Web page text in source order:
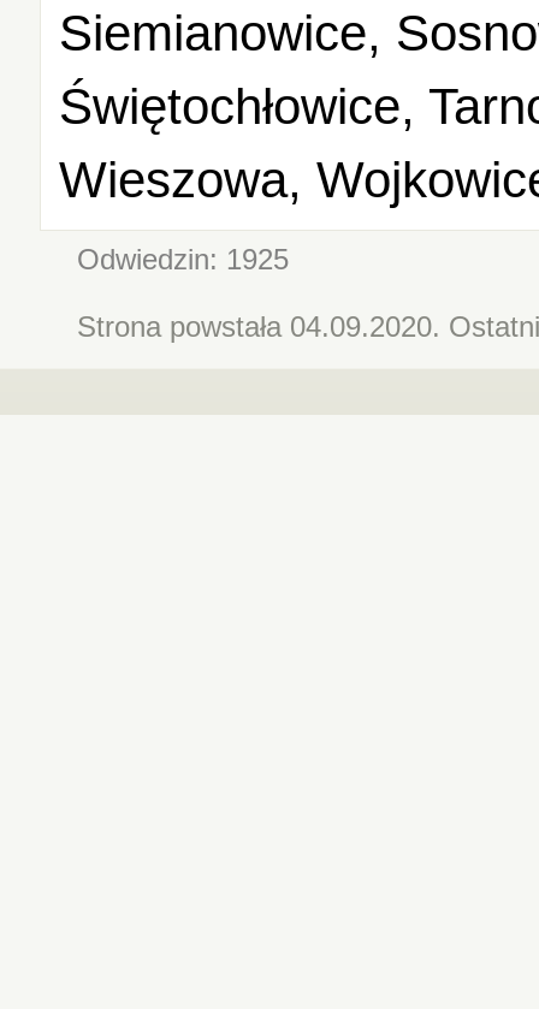
Siemianowice,
Świętochłowice,
Wieszowa,
Odwiedzin: 1925
Strona powstała 04.09.2020.